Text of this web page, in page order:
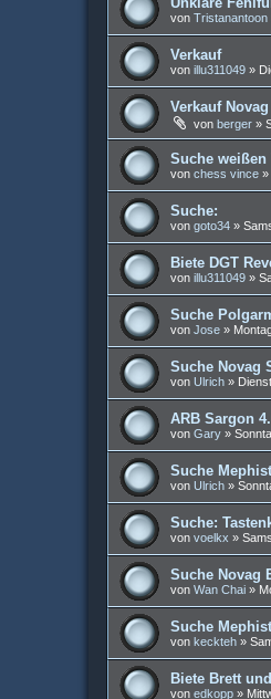
von Tristanantoon
Verkauf
von illu311049 »
Verkauf
von berger »
Suche weißen
von chess vince »
Suche:
von goto34 »
Biete DGT
von illu311049 »
Suche
von Jose »
Suche Novag
von Ulrich »
ARB Sargon
von Gary »
Suche
von Ulrich »
Suche:
von voelkx »
Suche Novag
von Wan Chai »
Suche
von keckteh »
Biete Brett
von edkopp »